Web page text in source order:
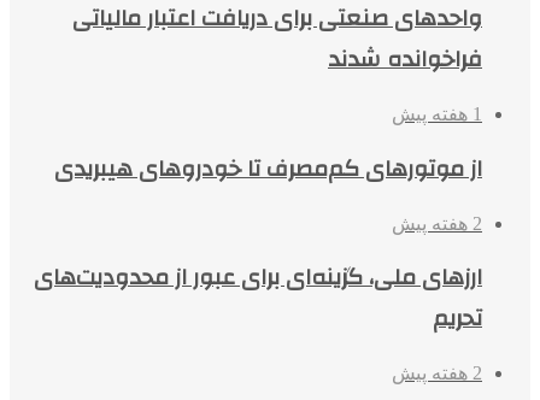
واحدهای صنعتی برای دریافت اعتبار مالیاتی
فراخوانده شدند
1 هفته پیش
از موتورهای کم‌مصرف تا خودروهای هیبریدی
2 هفته پیش
ارزهای ملی، گزینه‌ای برای عبور از محدودیت‌های
تحریم
2 هفته پیش